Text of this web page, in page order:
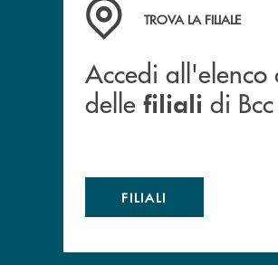
Accedi all'elenco completo
TROVA LA FILIALE
Accedi all'elenco
delle filiali di
FILIALI